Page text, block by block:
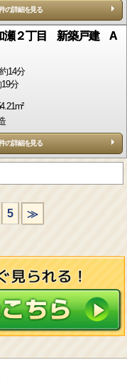
の詳細を見る
瀬２丁目 新築戸建 A
14分
分
の詳細を見る
5 ≫